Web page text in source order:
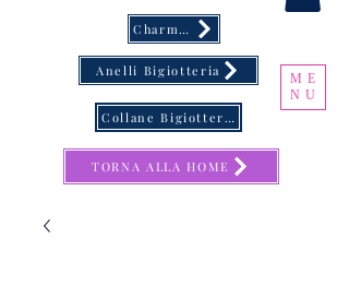
ME
NU
Charms & Catene Porta Occhiali
Anelli Bigiotteria
TORNA ALLA HOME
Collane Bigiotteria